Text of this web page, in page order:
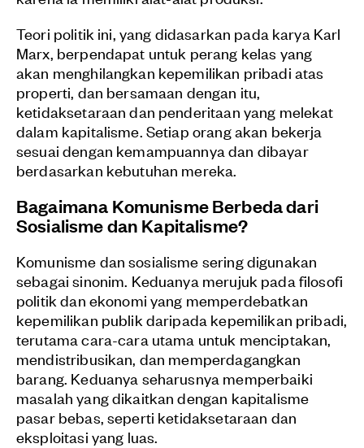
Teori politik ini, yang didasarkan pada karya Karl
Marx, berpendapat untuk perang kelas yang
akan menghilangkan kepemilikan pribadi atas
properti, dan bersamaan dengan itu,
ketidaksetaraan dan penderitaan yang melekat
dalam kapitalisme. Setiap orang akan bekerja
sesuai dengan kemampuannya dan dibayar
berdasarkan kebutuhan mereka.
Bagaimana Komunisme Berbeda dari
Sosialisme dan Kapitalisme?
Komunisme dan sosialisme sering digunakan
sebagai sinonim. Keduanya merujuk pada filosofi
politik dan ekonomi yang memperdebatkan
kepemilikan publik daripada kepemilikan pribadi,
terutama cara-cara utama untuk menciptakan,
mendistribusikan, dan memperdagangkan
barang. Keduanya seharusnya memperbaiki
masalah yang dikaitkan dengan kapitalisme
pasar bebas, seperti ketidaksetaraan dan
eksploitasi yang luas.